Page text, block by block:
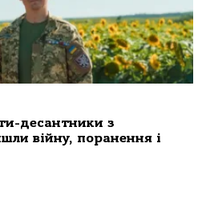
десантники з
війну, поранення і